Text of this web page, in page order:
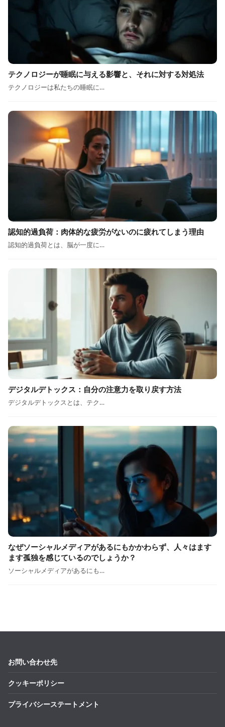
テクノロジーが睡眠に与える影響と、それに対する対処法
テクノロジーは私たちの睡眠に…
認知的過負荷：肉体的な疲労がないのに疲れてしまう理由
認知的過負荷とは、脳が一度に…
デジタルデトックス：自分の注意力を取り戻す方法
デジタルデトックスとは、テク…
なぜソーシャルメディアがあるにもかかわらず、人々はます
ます孤独を感じているのでしょうか？
ソーシャルメディアがあるにも…
お問い合わせ先
クッキーポリシー
プライバシーステートメント